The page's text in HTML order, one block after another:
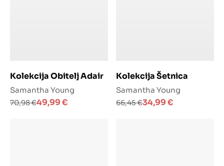
Kolekcija Obitelj Adair
Samantha Young
70,98€
Izvorna49,99€
Trenutna
Dodaj u košaricu
Kolekcija Šetnica
Samantha Young
66,45€
Izvorna34,99€
Trenutna